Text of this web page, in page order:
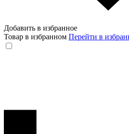
Добавить в избранное
Товар в избранном Перейти в